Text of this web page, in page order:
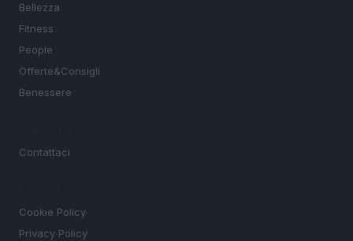
Bellezza
Fitness
People
Offerte&Consigli
Benessere
Contattaci
Cookie Policy
Privacy Policy